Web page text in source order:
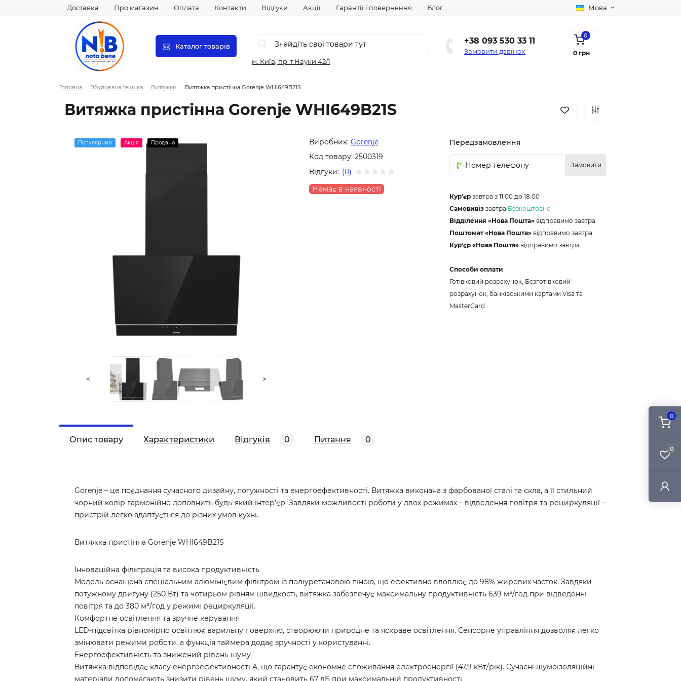
0
0
Доставка Про магазин Оплата Контакти Відгуки Акції Гарантії і повернення Блог Мова
Каталог товарів
м. Київ, пр-т Науки 42/1
+38 093 530 33 11
Замовити дзвінок
0
0 грн
Головна Вбудована техніка Витяжки Витяжка пристінна Gorenje WHI649B21S
Витяжка пристінна Gorenje WHI649B21S
Популярний Акція Продано
< >
Виробник: Gorenje
Код товару: 2500319
Відгуки: (0)
Немає в наявності
Передзамовлення
Замовити
Кур'єр завтра з 11:00 до 18:00
Самовивіз завтра Безкоштовно
Відділення «Нова Пошта» відправимо завтра
Поштомат «Нова Пошта» відправимо завтра
Кур'єр «Нова Пошта» відправимо завтра
Способи оплати
Готівковий розрахунок, Безготівковий
розрахунок, банківськими картами Visa та
MasterCard
Опис товару Характеристики Відгуків 0 Питання 0
Gorenje – це поєднання сучасного дизайну, потужності та енергоефективності. Витяжка виконана з фарбованої сталі та скла, а її стильний
чорний колір гармонійно доповнить будь-який інтер’єр. Завдяки можливості роботи у двох режимах – відведення повітря та рециркуляції –
пристрій легко адаптується до різних умов кухні.
Витяжка пристінна Gorenje WHI649B21S
Інноваційна фільтрація та висока продуктивність
Модель оснащена спеціальним алюмінієвим фільтром із поліуретановою піною, що ефективно вловлює до 98% жирових часток. Завдяки
потужному двигуну (250 Вт) та чотирьом рівням швидкості, витяжка забезпечує максимальну продуктивність 639 м³/год при відведенні
повітря та до 380 м³/год у режимі рециркуляції.
Комфортне освітлення та зручне керування
LED-підсвітка рівномірно освітлює варильну поверхню, створюючи природне та яскраве освітлення. Сенсорне управління дозволяє легко
змінювати режими роботи, а функція таймера додає зручності у користуванні.
Енергоефективність та знижений рівень шуму
Витяжка відповідає класу енергоефективності A, що гарантує економне споживання електроенергії (47.9 кВт/рік). Сучасні шумоізоляційні
матеріали допомагають знизити рівень шуму, який становить 67 дБ при максимальній продуктивності.